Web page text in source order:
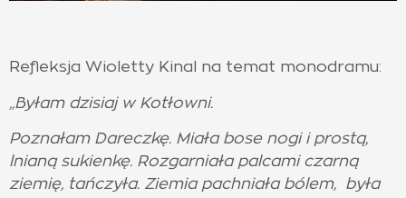
Refleksja Wioletty Kinal na temat monodramu:
„Byłam dzisiaj w Kotłowni.
Poznałam Dareczkę. Miała bose nogi i prostą,
lnianą sukienkę. Rozgarniała palcami czarną
ziemię, tańczyła. Ziemia pachniała bólem, była